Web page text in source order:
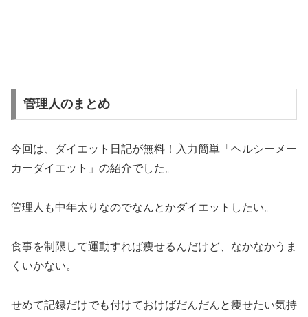
管理人のまとめ
今回は、ダイエット日記が無料！入力簡単「ヘルシーメー
カーダイエット」の紹介でした。
管理人も中年太りなのでなんとかダイエットしたい。
食事を制限して運動すれば痩せるんだけど、なかなかうま
くいかない。
せめて記録だけでも付けておけばだんだんと痩せたい気持